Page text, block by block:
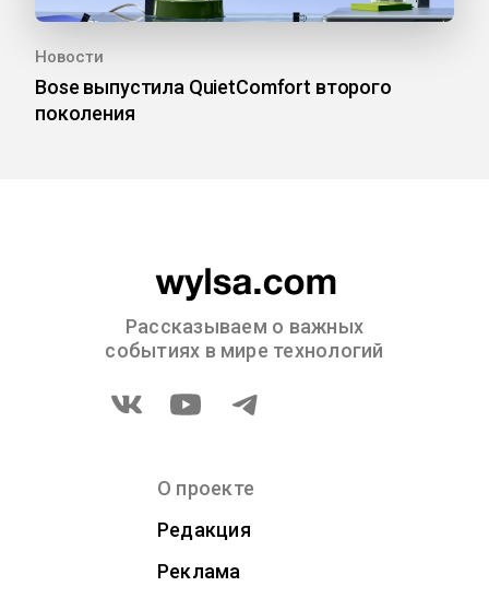
Новости
Bose выпустила QuietComfort второго
поколения
Рассказываем о важных
событиях в мире технологий
О проекте
Редакция
Реклама